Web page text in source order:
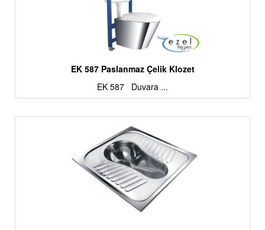
EK 587 Paslanmaz Çelik Klozet
EK 587 Duvara ...